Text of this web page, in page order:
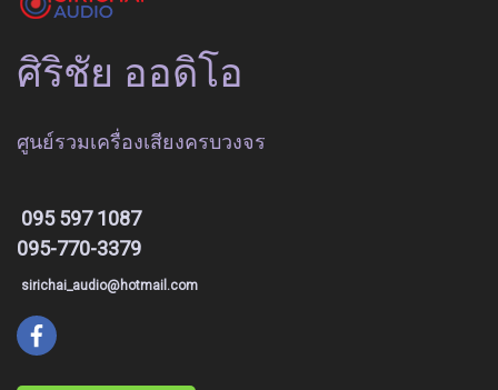
ศิริชัย ออดิโอ
ศูนย์รวมเครื่องเสียงครบวงจร
095 597 1087
095-770-3379
sirichai_audio@hotmail.com